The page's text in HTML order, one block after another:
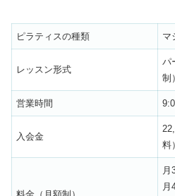
ピラティスの種類 マ
レッスン形式
パ
制）
営業時間
入会金
料）
月
月